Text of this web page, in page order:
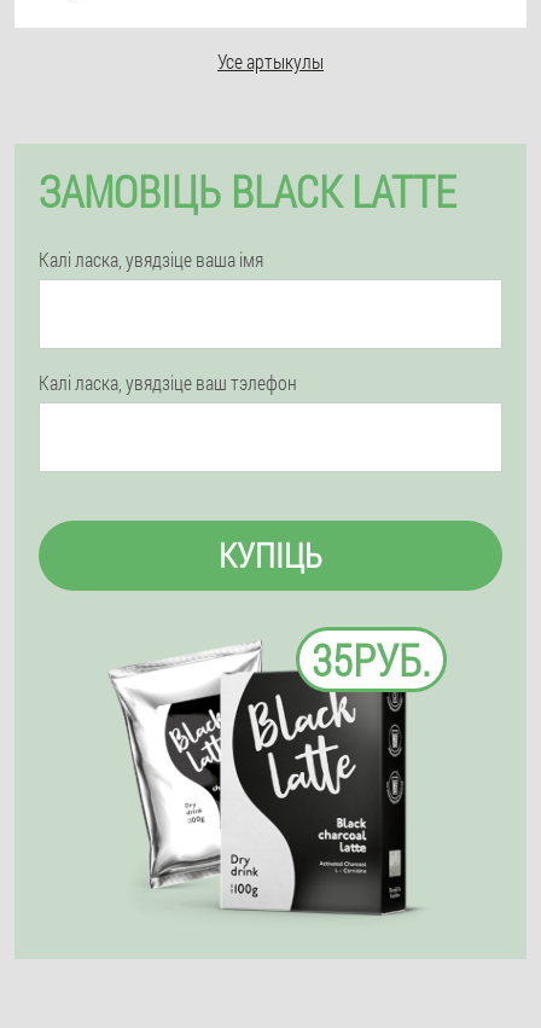
Усе артыкулы
ЗАМОВІЦЬ BLACK LATTE
Калі ласка, увядзіце ваша імя
Калі ласка, увядзіце ваш тэлефон
КУПІЦЬ
35РУБ.